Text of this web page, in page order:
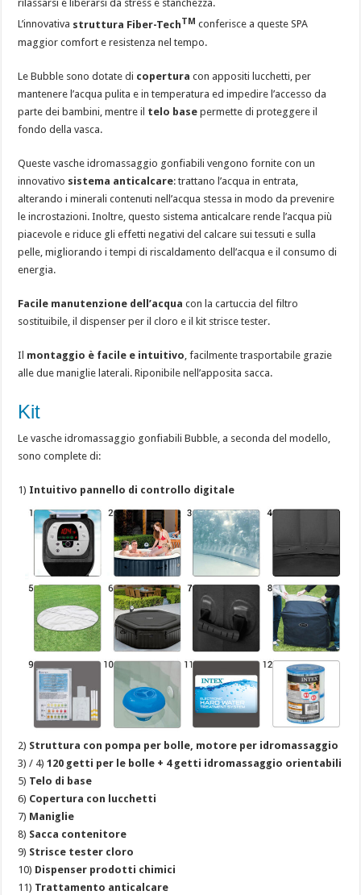
rilassarsi e liberarsi da stress e stanchezza.
L’innovativa struttura Fiber-TechTM conferisce a queste SPA
maggior comfort e resistenza nel tempo.
Le Bubble sono dotate di coperturacon appositi lucchetti, per
mantenere l’acqua pulita e in temperatura ed impedire l’accesso da
parte dei bambini, mentre il telo base permette di proteggere il
fondo della vasca.
Queste vasche idromassaggio gonfiabili vengono fornite con un
innovativo sistema anticalcare: trattano l’acqua in entrata,
alterando i minerali contenuti nell’acqua stessa in modo da prevenire
le incrostazioni. Inoltre, questo sistema anticalcare rende l’acqua più
piacevole e riduce gli effetti negativi del calcare sui tessuti e sulla
pelle, migliorando i tempi di riscaldamento dell’acqua e il consumo di
energia.
Facile manutenzione dell’acquacon la cartuccia del filtro
sostituibile, il dispenser per il cloro e il kit strisce tester.
Il montaggio è facile e intuitivo , facilmente trasportabile grazie
alle due maniglie laterali. Riponibile nell’apposita sacca.
Kit
Le vasche idromassaggio gonfiabili Bubble, a seconda del modello,
sono complete di:
1) Intuitivo pannello di controllo digitale
2) Struttura con pompa per bolle, motore per idromassaggio
3) / 4) 120 getti per le bolle + 4 getti idromassaggio orientabili
5) Telo di base
6) Copertura con lucchetti
7) Maniglie
8) Sacca contenitore
9) Strisce tester cloro
10) Dispenser prodotti chimici
11) Trattamento anticalcare